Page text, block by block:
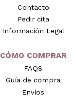
Contacto
Pedir cita
Información Legal
CÓMO COMPRAR
FAQS
Guía de compra
Envíos